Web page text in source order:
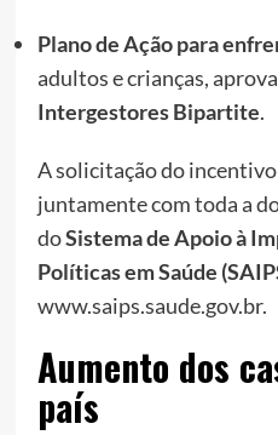
Plano de Ação para
adultos e crianças,
Intergestores Bipartite.
A solicitação do
juntamente com toda a
doSistema de Apoio à
Políticas em Saúde
www.saips.saude.gov.br.
Aumento dos
país